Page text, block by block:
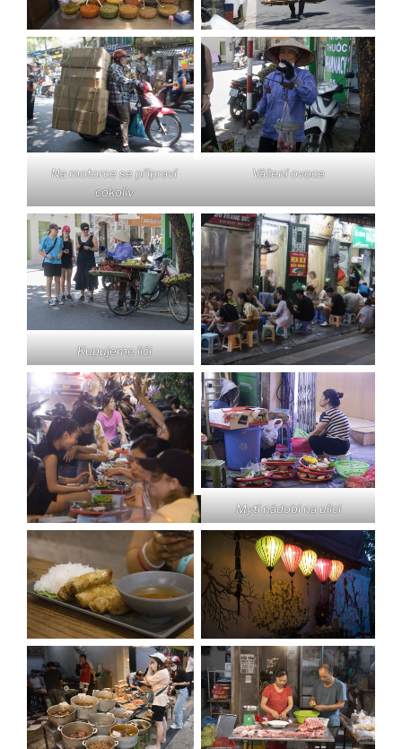
Na motorce se připraví
cokoliv
Vážení ovoce
Kupujeme liči
Mytí nádobí na ulici